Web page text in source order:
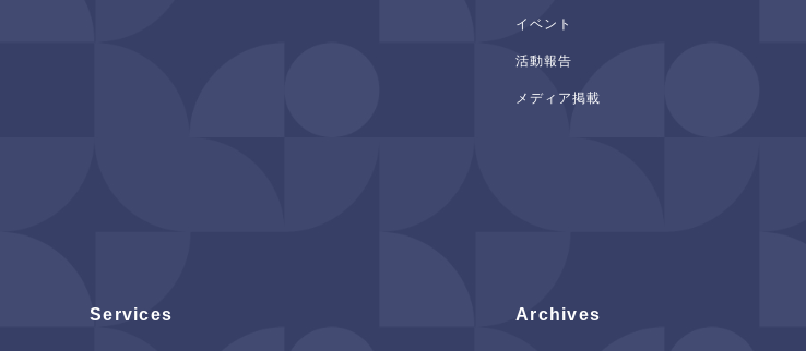
イベント
活動報告
メディア掲載
Services Archives